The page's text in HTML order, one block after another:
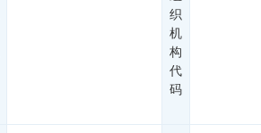
织
机
构
代
码